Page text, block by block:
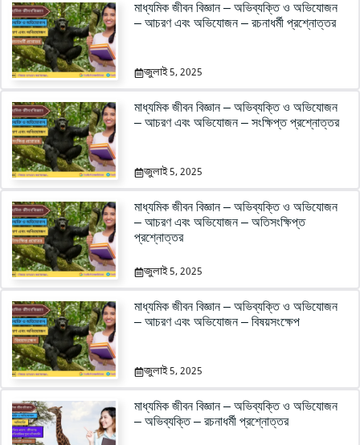
মাধ্যমিক জীবন বিজ্ঞান – অভিব্যক্তি ও অভিযোজন
– আচরণ এবং অভিযোজন – রচনাধর্মী প্রশ্নোত্তর
জুলাই 5, 2025
মাধ্যমিক জীবন বিজ্ঞান – অভিব্যক্তি ও অভিযোজন
– আচরণ এবং অভিযোজন – সংক্ষিপ্ত প্রশ্নোত্তর
জুলাই 5, 2025
মাধ্যমিক জীবন বিজ্ঞান – অভিব্যক্তি ও অভিযোজন
– আচরণ এবং অভিযোজন – অতিসংক্ষিপ্ত
প্রশ্নোত্তর
জুলাই 5, 2025
মাধ্যমিক জীবন বিজ্ঞান – অভিব্যক্তি ও অভিযোজন
– আচরণ এবং অভিযোজন – বিষয়সংক্ষেপ
জুলাই 5, 2025
মাধ্যমিক জীবন বিজ্ঞান – অভিব্যক্তি ও অভিযোজন
– অভিব্যক্তি – রচনাধর্মী প্রশ্নোত্তর